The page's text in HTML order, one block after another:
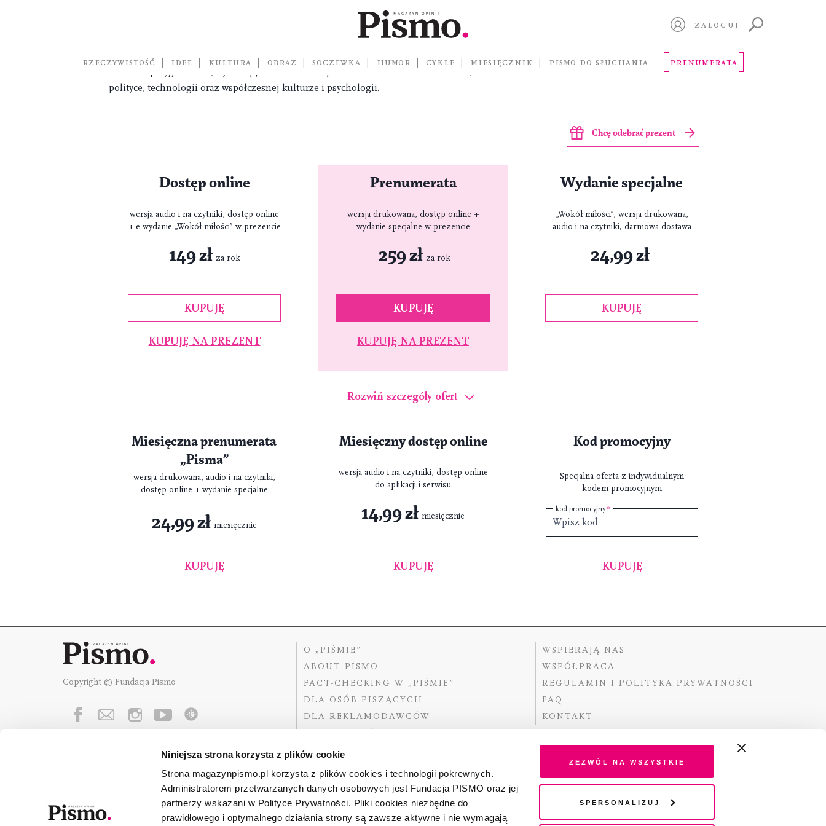
Niniejsza strona korzysta z plików cookie
Strona magazynpismo.pl korzysta z plików cookies i technologii pokrewnych.
Administratorem przetwarzanych danych osobowych jest Fundacja PISMO oraz jej
partnerzy wskazani w Polityce Prywatności. Pliki cookies niezbędne do
prawidłowego i optymalnego działania strony są zawsze aktywne i nie wymagają
Zezwól na wszystkie
Spersonalizuj
ZALOGUJ
RZECZYWISTOŚĆ IDEE KULTURA OBRAZ SOCZEWKA HUMOR CYKLE MIESIĘCZNIK PISMO DO SŁUCHANIA PRENUMERATA
Pismo. Magazyn Opinii – zrozum rzeczywistość, w której żyjesz.
„Pismo” to miesięcznik społeczno-kulturalny tworzony zgodnie z najwyższymi
standardami dziennikarskimi. Na łamach magazynu znajdziesz wyselekcjonowane,
polityce, technologii oraz współczesnej kulturze i psychologii.
Chcę odebrać prezent
Dostęp online
wersja audio i na czytniki, dostęp online
+ e-wydanie „Wokół miłości” w prezencie
149 zł za rok
KUPUJĘ
KUPUJĘ NA PREZENT
Prenumerata
wersja drukowana, dostęp online +
wydanie specjalne w prezencie
259 zł za rok
KUPUJĘ
KUPUJĘ NA PREZENT
Wydanie specjalne
„Wokół miłości”, wersja drukowana,
audio i na czytniki, darmowa dostawa
24,99 zł
KUPUJĘ
Rozwiń szczegóły ofert
Miesięczna prenumerata
„Pisma”
wersja drukowana, audio i na czytniki,
dostęp online + wydanie specjalne
24,99 zł miesięcznie
KUPUJĘ
Miesięczny dostęp online
wersja audio i na czytniki, dostęp online
do aplikacji i serwisu
14,99 zł miesięcznie
KUPUJĘ
Kod promocyjny
Specjalna oferta z indywidualnym
kodem promocyjnym
kod promocyjny
KUPUJĘ
Copyright © Fundacja Pismo
O „PIŚMIE”
ABOUT PISMO
FACT-CHECKING W „PIŚMIE”
DLA OSÓB PISZĄCYCH
DLA REKLAMODAWCÓW
WSPIERAJĄ NAS
WSPÓŁPRACA
REGULAMIN I POLITYKA PRYWATNOŚCI
FAQ
KONTAKT
Fundację Pismowspierają:
Dofinansowano ze środków Ministra Kultury i Dziedzictwa
Narodowego pochodzących z Funduszu Promocji Kultury –